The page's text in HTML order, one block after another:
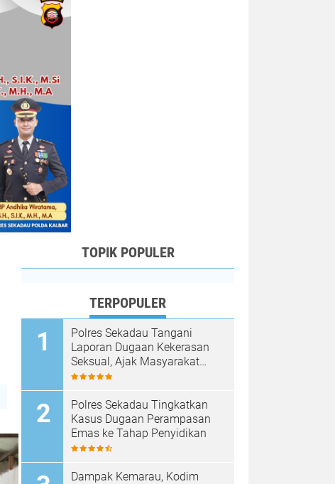
TOPIK POPULER
TERPOPULER
Polres Sekadau Tangani
Laporan Dugaan Kekerasan
Seksual, Ajak Masyarakat
Jaga Ruang Digital
Polres Sekadau Tingkatkan
Kasus Dugaan Perampasan
Emas ke Tahap Penyidikan
Dampak Kemarau, Kodim